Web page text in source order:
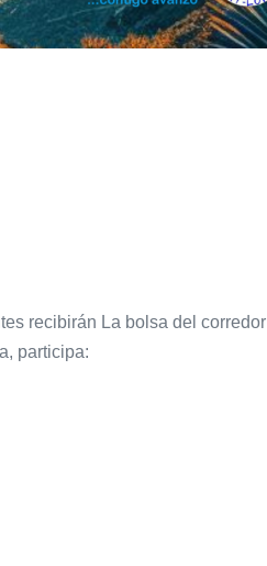
recibirán La bolsa del
participa: